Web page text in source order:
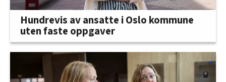
Hundrevis av ansatte i Oslo kommune
uten faste oppgaver